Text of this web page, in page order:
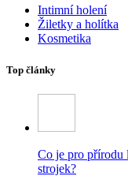
Intimní holení
Žiletky a holítka
Kosmetika
Top články
Co je pro přírodu
strojek?